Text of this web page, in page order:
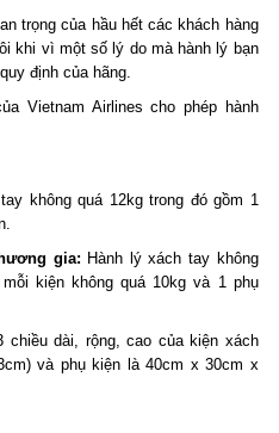
trọng của hầu hết các khách hàng
khi vì một số lý do mà hành lý bạn
định của hãng.
Vietnam Airlines cho phép hành
không quá 12kg trong đó gồm 1
gia: Hành lý xách tay không
kiện không quá 10kg và 1 phụ
dài, rộng, cao của kiện xách
và phụ kiện là 40cm x 30cm x